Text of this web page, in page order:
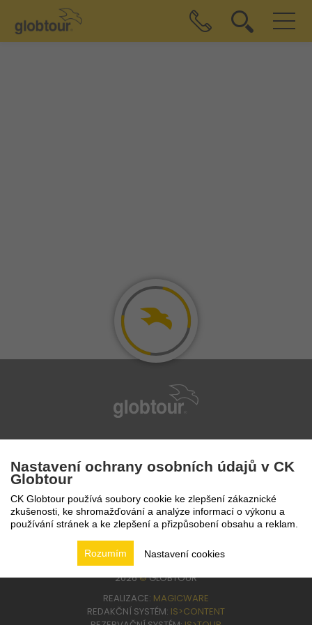
224 94 82 41
2026©GLOBTOUR
REALIZACE: MAGICWARE
REDAKČNÍ SYSTÉM: IS>CONTENT
Nastavení ochrany osobních údajů v CK
Globtour
CK Globtour používá soubory cookie ke zlepšení zákaznické
zkušenosti, ke shromažďování a analýze informací o výkonu a
používání stránek a ke zlepšení a přizpůsobení obsahu a reklam.
Nastavení cookies
Rozumím